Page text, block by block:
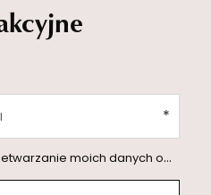
na potrzeby wysyłki newslettera z informacją handlową (marketing). Więcej w